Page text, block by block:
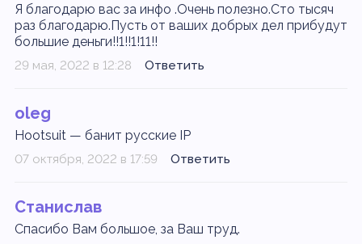
Я благодарю вас за инфо .Очень полезно.Сто тысяч
раз благодарю.Пусть от ваших добрых дел прибудут
большие деньги!!1!!1!11!!
29 мая, 2022 в 12:28 Ответить
oleg
Hootsuit — банит русские IP
07 октября, 2022 в 17:59 Ответить
Станислав
Спасибо Вам большое, за Ваш труд.